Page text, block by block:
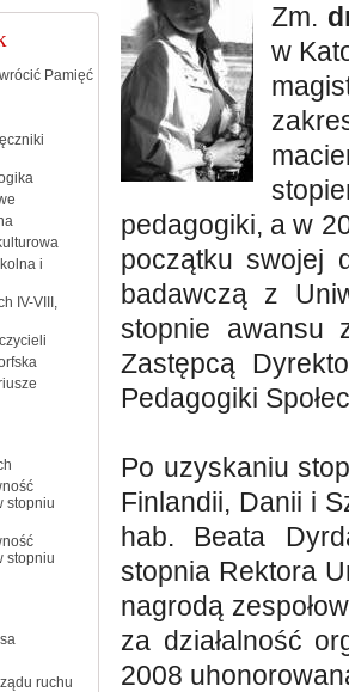
Pamięć
i
IV-VIII,
stopniu
stopniu
ruchu
Zm.
w
pedagogiki, a w
początku swojej
badawczą z
stopnie awansu
Zastępcą
Pedagogiki
Po uzyskaniu
Finlandii, Danii i
hab. Beata
stopnia Rektora
nagrodą
za działalność
2008